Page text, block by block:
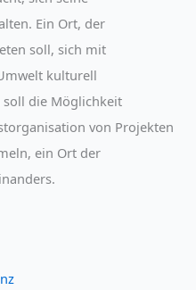
Ein Ort, der
soll, sich mit
kulturell
soll die Möglichkeit
von Projekten
ein Ort der